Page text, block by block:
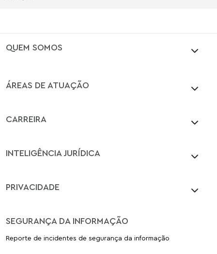
QUEM SOMOS
ÁREAS DE ATUAÇÃO
CARREIRA
INTELIGÊNCIA JURÍDICA
PRIVACIDADE
SEGURANÇA DA INFORMAÇÃO
Reporte de incidentes de segurança da informação